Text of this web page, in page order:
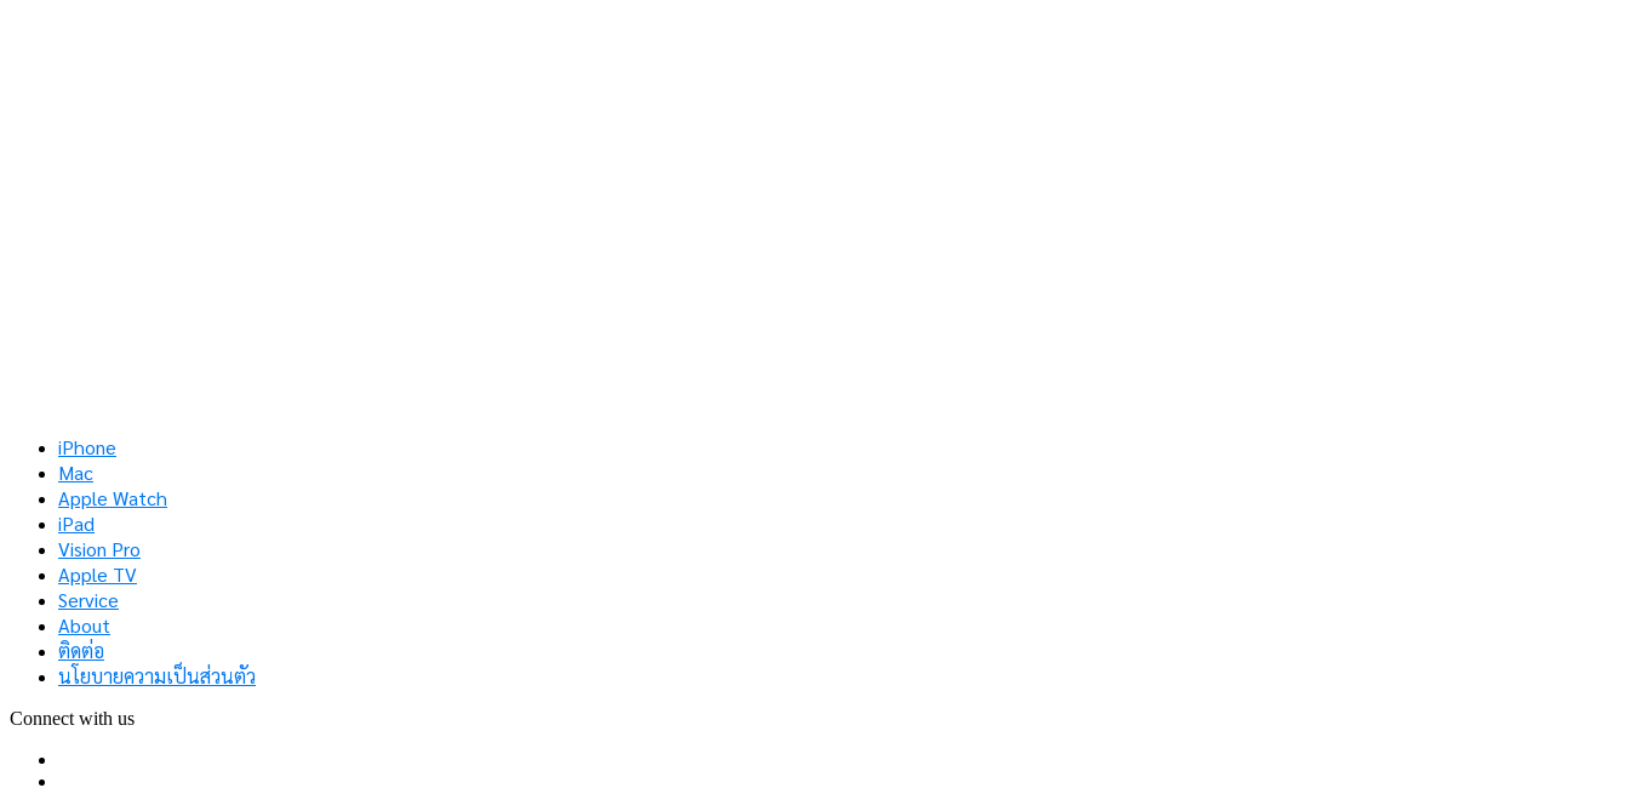
iPhone
Mac
Apple Watch
iPad
Vision Pro
Apple TV
Service
About
ติดต่อ
นโยบายความเป็นส่วนตัว
Connect with us